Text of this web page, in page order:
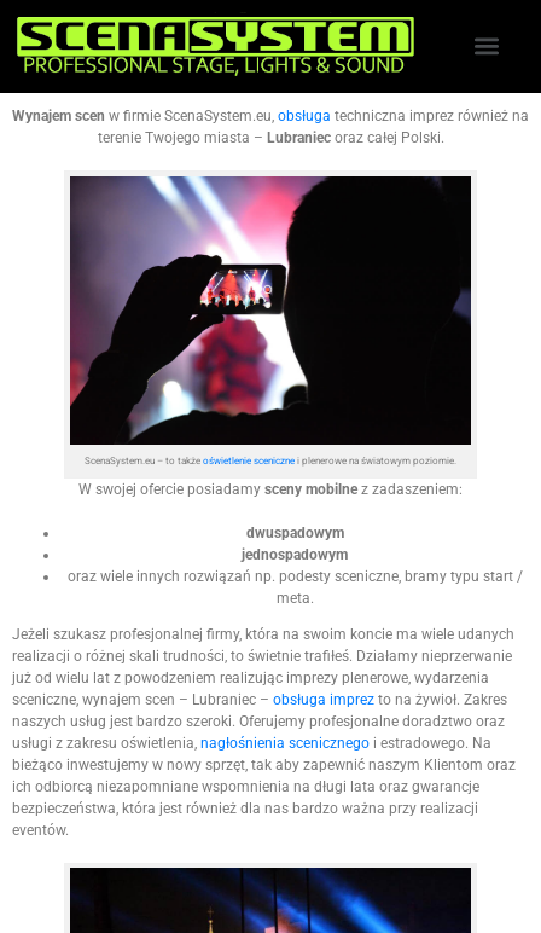
Wynajem scen w firmie ScenaSystem.eu, obsługa techniczna imprez również na
terenie Twojego miasta – Lubraniec oraz całej Polski.
ScenaSystem.eu – to także oświetlenie scenicznei plenerowe na światowym poziomie.
W swojej ofercie posiadamy sceny mobilne z zadaszeniem:
dwuspadowym
jednospadowym
oraz wiele innych rozwiązań np. podesty sceniczne, bramy typu start /
meta.
Jeżeli szukasz profesjonalnej firmy, która na swoim koncie ma wiele udanych
realizacji o różnej skali trudności, to świetnie trafiłeś. Działamy nieprzerwanie
już od wielu lat z powodzeniem realizując imprezy plenerowe, wydarzenia
sceniczne, wynajem scen – Lubraniec – obsługa imprez to na żywioł. Zakres
naszych usług jest bardzo szeroki. Oferujemy profesjonalne doradztwo oraz
usługi z zakresu oświetlenia, nagłośnienia scenicznego i estradowego. Na
bieżąco inwestujemy w nowy sprzęt, tak aby zapewnić naszym Klientom oraz
ich odbiorcą niezapomniane wspomnienia na długi lata oraz gwarancje
bezpieczeństwa, która jest również dla nas bardzo ważna przy realizacji
eventów.